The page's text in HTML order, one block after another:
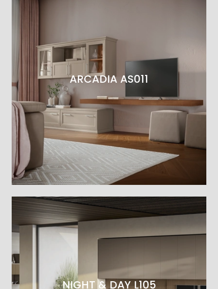
ARCADIA AS011
NIGHT & DAY L105